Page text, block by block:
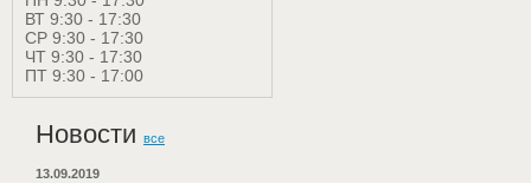
ВТ 9:30 - 17:30
СР 9:30 - 17:30
ЧТ 9:30 - 17:30
ПТ 9:30 - 17:00
Новости все
13.09.2019